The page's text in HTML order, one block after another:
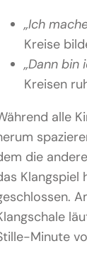
„Ich
Kreise
„Dann bin
Kreisen
alle
die
Klangspiel
Minute